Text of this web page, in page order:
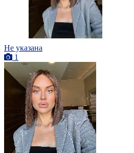
Не указана
1